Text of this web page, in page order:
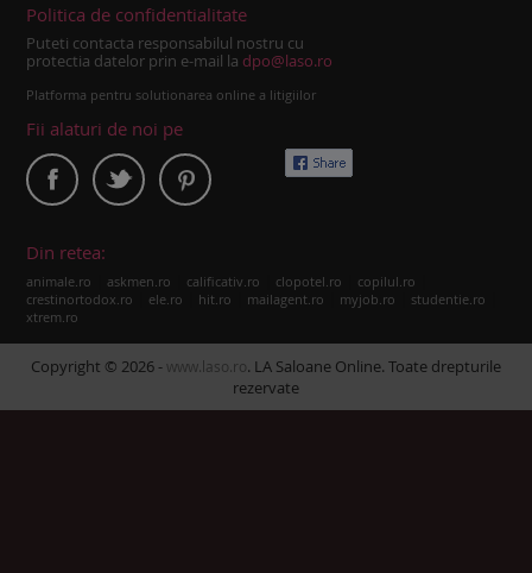
Politica de confidentialitate
Puteti contacta responsabilul nostru cu
protectia datelor prin e-mail la dpo@laso.ro
Platforma pentru solutionarea online a litigiilor
Fii alaturi de noi pe
Din retea:
animale.ro askmen.ro calificativ.ro clopotel.ro copilul.ro
crestinortodox.ro ele.ro hit.ro mailagent.ro myjob.ro studentie.ro
xtrem.ro
Copyright © 2026 - www.laso.ro. LA Saloane Online. Toate drepturile
rezervate